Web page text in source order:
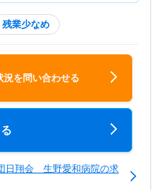
残業少なめ
況を問い合わせる
日翔会 生野愛和病院の求